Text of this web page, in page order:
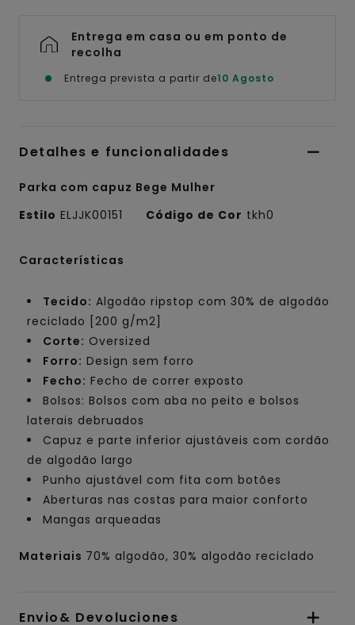
Entrega em casa ou em ponto de
recolha
Entrega prevista a partir de10 Agosto
Detalhes e funcionalidades
Parka com capuz Bege Mulher
Estilo ELJJK00151 Código de Cor tkh0
Características
Tecido: Algodão ripstop com 30% de algodão
reciclado [200 g/m2]
Corte: Oversized
Forro: Design sem forro
Fecho: Fecho de correr exposto
Bolsos: Bolsos com aba no peito e bolsos
laterais debruados
Capuz e parte inferior ajustáveis com cordão
de algodão largo
Punho ajustável com fita com botões
Aberturas nas costas para maior conforto
Mangas arqueadas
Materiais 70% algodão, 30% algodão reciclado
Envio& Devoluciones